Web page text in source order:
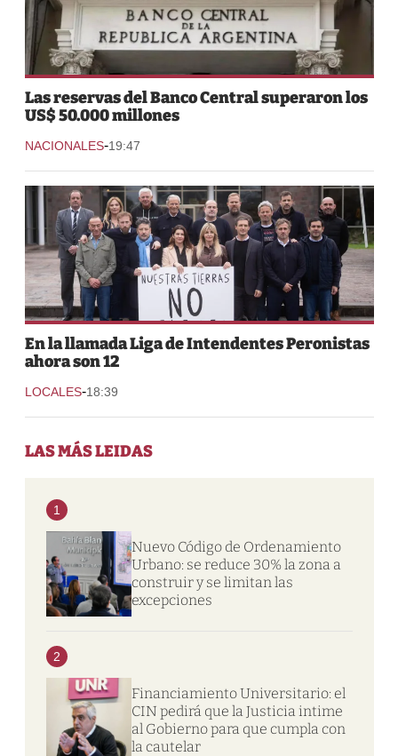
Las reservas del Banco Central superaron los
US$ 50.000 millones
NACIONALES-19:47
En la llamada Liga de Intendentes Peronistas
ahora son 12
LOCALES-18:39
LAS MÁS LEIDAS
1
Nuevo Código de Ordenamiento
Urbano: se reduce 30% la zona a
construir y se limitan las
excepciones
2
Financiamiento Universitario: el
CIN pedirá que la Justicia intime
al Gobierno para que cumpla con
la cautelar